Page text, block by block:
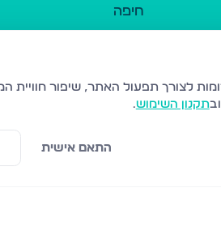
חיפה
נהריה
עמנואל
ובתקנון השימוש.
התאם אישית